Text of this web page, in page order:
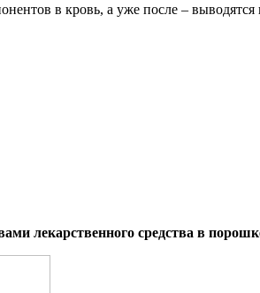
в кровь, а уже после – выводятся
лекарственного средства в